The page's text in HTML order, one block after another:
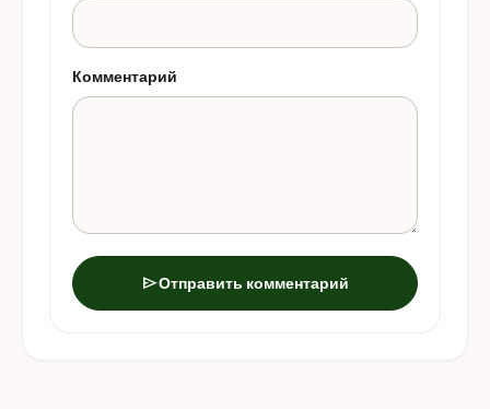
Комментарий
sendОтправить комментарий